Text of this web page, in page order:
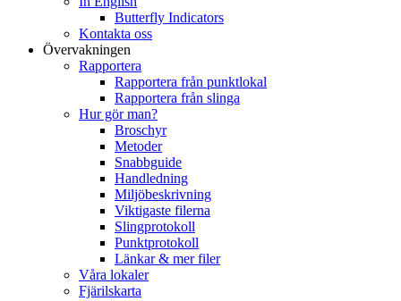
Butterfly Indicators
Kontakta oss
Övervakningen
Rapportera
Rapportera från punktlokal
Rapportera från slinga
Hur gör man?
Broschyr
Metoder
Snabbguide
Handledning
Miljöbeskrivning
Viktigaste filerna
Slingprotokoll
Punktprotokoll
Länkar & mer filer
Våra lokaler
Fjärilskarta